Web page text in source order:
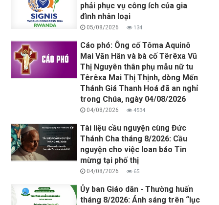
phải phục vụ công ích của gia
đình nhân loại
05/08/2026 134
Cáo phó: Ông cố Tôma Aquinô
Mai Văn Hân và bà cố Têrêxa Vũ
Thị Nguyên thân phụ mẫu nữ tu
Têrêxa Mai Thị Thịnh, dòng Mến
Thánh Giá Thanh Hoá đã an nghỉ
trong Chúa, ngày 04/08/2026
04/08/2026 4534
Tài liệu cầu nguyện cùng Đức
Thánh Cha tháng 8/2026: Cầu
nguyện cho việc loan báo Tin
mừng tại phố thị
04/08/2026 65
Ủy ban Giáo dân - Thường huấn
tháng 8/2026: Ánh sáng trên “lục